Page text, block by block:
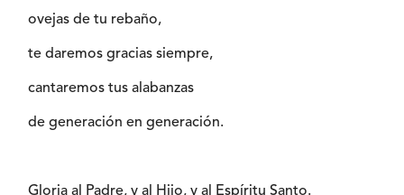
ovejas de tu rebaño,
te daremos gracias siempre,
cantaremos tus alabanzas
de generación en generación.
Gloria al Padre, y al Hijo, y al Espíritu Santo.